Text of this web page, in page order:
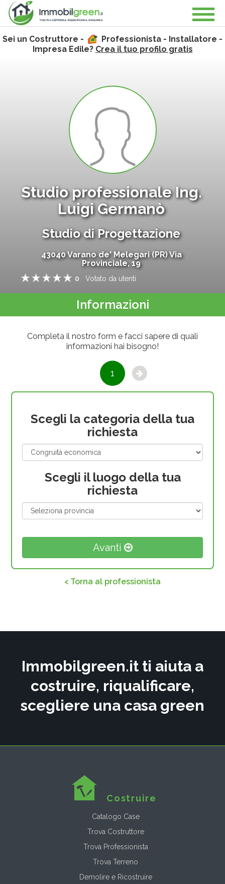
Sei un Costruttore -
Professionista - Installatore -
Impresa Edile? Crea il tuo profilo gratis
Studio professionale Ing.
Luigi Germanò
Studio di Progettazione
43040Varano de' Melegari(PR)Via
Provinciale, 19
0 Votato da utenti
Informazioni
Completa il nostro form e facci sapere di quali
informazioni hai bisogno!
1
Scegli la categoria della tua
richiesta
Scegli il luogo della tua
richiesta
Avanti
< Torna al professionista
Immobilgreen.it ti aiuta a
costruire, riqualificare,
scegliere una casa green
Costruire
Catalogo Case
Trova Costruttore
Trova Professionista
Trova Terreno
Demolire e Ricostruire